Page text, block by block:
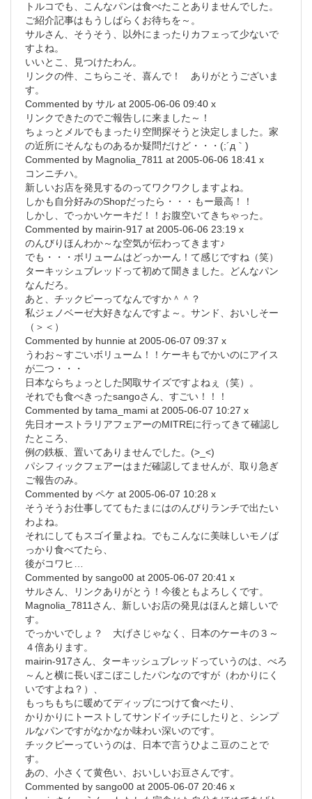
トルコでも、こんなパンは食べたことありませんでした。
ご紹介記事はもうしばらくお待ちを～。
サルさん、そうそう、以外にまったりカフェって少ないで
すよね。
いいとこ、見つけたわん。
リンクの件、こちらこそ、喜んで！ ありがとうございま
す。
Commented by サル at 2005-06-06 09:40 x
リンクできたのでご報告しに来ました～！
ちょっとメルでもまったり空間探そうと決定しました。家
の近所にそんなものあるか疑問だけど・・・(;´д｀)
Commented by Magnolia_7811 at 2005-06-06 18:41 x
コンニチハ。
新しいお店を発見するのってワクワクしますよね。
しかも自分好みのShopだったら・・・もー最高！！
しかし、でっかいケーキだ！！お腹空いてきちゃった。
Commented by mairin-917 at 2005-06-06 23:19 x
のんびりほんわか～な空気が伝わってきます♪
でも・・・ボリュームはどっかーん！て感じですね（笑）
ターキッシュブレッドって初めて聞きました。どんなパン
なんだろ。
あと、チックピーってなんですか＾＾？
私ジェノベーゼ大好きなんですよ～。サンド、おいしそー
（＞＜）
Commented by hunnie at 2005-06-07 09:37 x
うわお～すごいボリューム！！ケーキもでかいのにアイス
が二つ・・・
日本ならちょっとした関取サイズですよねぇ（笑）。
それでも食べきったsangoさん、すごい！！！
Commented by tama_mami at 2005-06-07 10:27 x
先日オーストラリアフェアーのMITREに行ってきて確認し
たところ、
例の鉄板、置いてありませんでした。(>_<)
パシフィックフェアーはまだ確認してませんが、取り急ぎ
ご報告のみ。
Commented by ペケ at 2005-06-07 10:28 x
そうそうお仕事しててもたまにはのんびりランチで出たい
わよね。
それにしてもスゴイ量よね。でもこんなに美味しいモノば
っかり食べてたら、
後がコワヒ…
Commented by sango00 at 2005-06-07 20:41 x
サルさん、リンクありがとう！今後ともよろしくです。
Magnolia_7811さん、新しいお店の発見はほんと嬉しいで
す。
でっかいでしょ？ 大げさじゃなく、日本のケーキの３～
４倍あります。
mairin-917さん、ターキッシュブレッドっていうのは、べろ
～んと横に長いぼこぼこしたパンなのですが（わかりにく
いですよね？）、
もっちもちに暖めてディップにつけて食べたり、
かりかりにトーストしてサンドイッチにしたりと、シンプ
ルなパンですがなかなか味わい深いのです。
チックピーっていうのは、日本で言うひよこ豆のことで
す。
あの、小さくて黄色い、おいしいお豆さんです。
Commented by sango00 at 2005-06-07 20:46 x